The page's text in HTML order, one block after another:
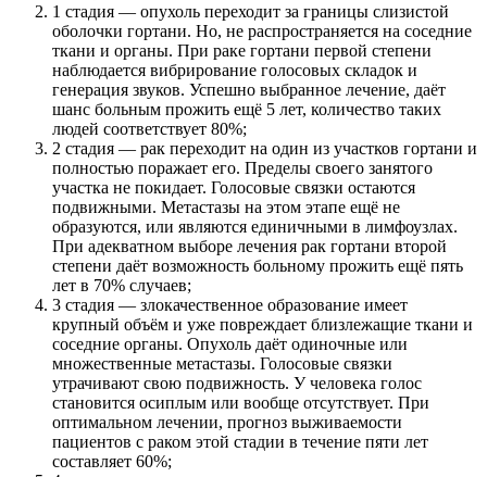
1 стадия — опухоль переходит за границы слизистой
оболочки гортани. Но, не распространяется на соседние
ткани и органы. При раке гортани первой степени
наблюдается вибрирование голосовых складок и
генерация звуков. Успешно выбранное лечение, даёт
шанс больным прожить ещё 5 лет, количество таких
людей соответствует 80%;
2 стадия — рак переходит на один из участков гортани и
полностью поражает его. Пределы своего занятого
участка не покидает. Голосовые связки остаются
подвижными. Метастазы на этом этапе ещё не
образуются, или являются единичными в лимфоузлах.
При адекватном выборе лечения рак гортани второй
степени даёт возможность больному прожить ещё пять
лет в 70% случаев;
3 стадия — злокачественное образование имеет
крупный объём и уже повреждает близлежащие ткани и
соседние органы. Опухоль даёт одиночные или
множественные метастазы. Голосовые связки
утрачивают свою подвижность. У человека голос
становится осиплым или вообще отсутствует. При
оптимальном лечении, прогноз выживаемости
пациентов с раком этой стадии в течение пяти лет
составляет 60%;